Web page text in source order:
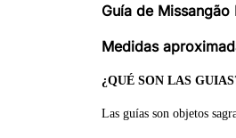
Guía de Missangão
Medidas
¿QUÉ SON LAS
Las guías son objetos